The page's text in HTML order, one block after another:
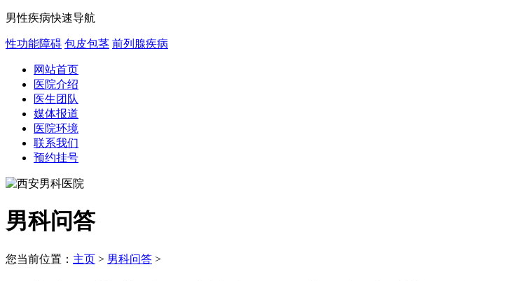
男性疾病快速导航
性功能障碍 包皮包茎 前列腺疾病
网站首页
医院介绍
医生团队
媒体报道
医院环境
联系我们
预约挂号
男科问答
您当前位置： 主页 > 男科问答 >